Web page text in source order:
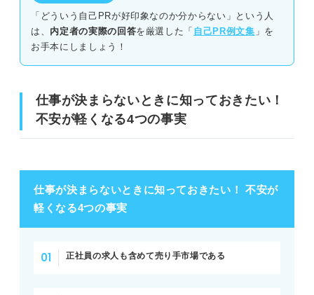
「どういう自己PRが好印象なのか分からない」という人
は、 内定者の実際の回答を厳選した「 自己PR例文集 」を
お手本にしましょう！
仕事が決まらないときに知っておきたい！
不安が軽くなる4つの事実
仕事が決まらないときに知っておきたい！ 不安が
軽くなる4つの事実
正社員の求人も含めて売り手市場である
る心得
必要としてくれる会社はある！ 落ちても自分を責めない
少しずつで良い！ すぐに結果が出なくても焦らない
相談機関を積極的に頼る！ 一人で抱え込まない